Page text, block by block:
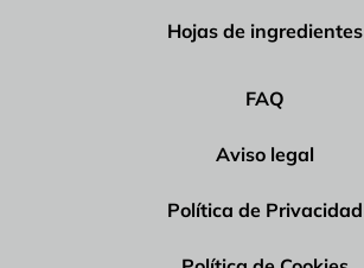
Hojas de ingredientes
FAQ
Aviso legal
Política de Privacidad